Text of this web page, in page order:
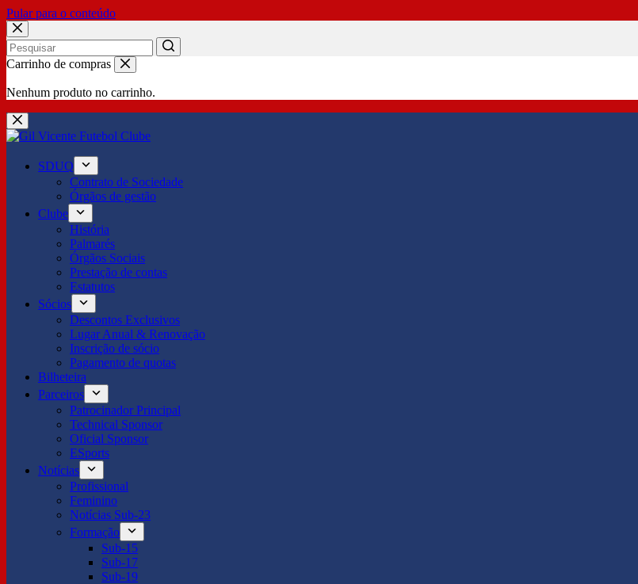
Pular para o conteúdo
No
Carrinho de compras
Nenhum produto no carrinho.
SDUQ
Contrato de Sociedade
Órgãos de gestão
Clube
História
Palmarés
Órgãos Sociais
Prestação de contas
Estatutos
Sócios
Descontos Exclusivos
Lugar Anual & Renovação
Inscrição de sócio
Pagamento de quotas
Bilheteira
Parceiros
Patrocinador Principal
Technical Sponsor
Oficial Sponsor
ESports
Notícias
Profissional
Feminino
Notícias Sub-23
Formação
Sub-15
Sub-17
Sub-19